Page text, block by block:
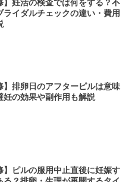
】妊活の検査では何をする？不
ライダルチェックの違い・費用
】排卵日のアフターピルは意味
妊の効果や副作用も解説
】ピルの服用中止直後に妊娠す